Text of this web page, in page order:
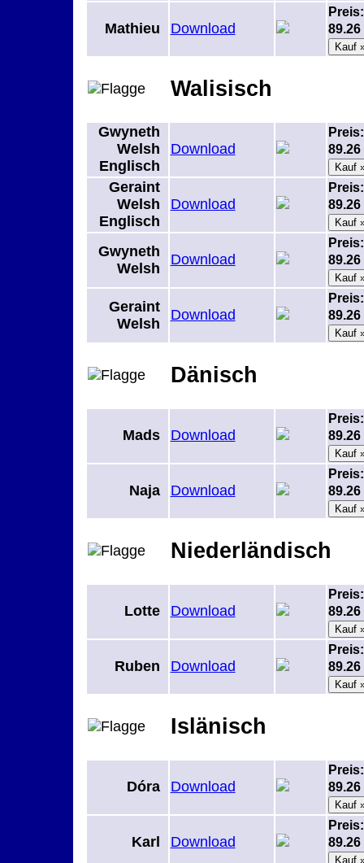
Mathieu Download
Preis:
Walisisch
Gwyneth
Welsh
Englisch
Download
Preis:
Geraint
Welsh
Englisch
Download
Preis:
Gwyneth
Welsh
Download
Preis:
Geraint
Welsh
Download
Preis:
Dänisch
Mads Download
Preis:
Naja Download
Preis:
Niederländisch
Lotte Download
Preis:
Ruben Download
Preis:
Islänisch
Dóra Download
Preis:
Karl Download
Preis: